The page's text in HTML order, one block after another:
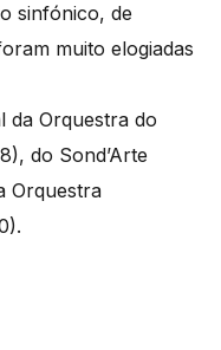
sinfónico, de
muito elogiadas
da Orquestra do
do Sond’Arte
Orquestra